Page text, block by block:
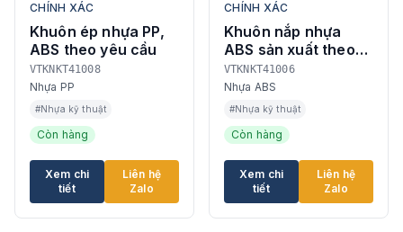
CHÍNH XÁC
Khuôn ép nhựa PP,
ABS theo yêu cầu
VTKNKT41008
Nhựa PP
#Nhựa kỹ thuật
Còn hàng
Xem chi
tiết
Liên hệ
Zalo
CHÍNH XÁC
Khuôn nắp nhựa
ABS sản xuất theo
bản vẽ
VTKNKT41006
Nhựa ABS
#Nhựa kỹ thuật
Còn hàng
Xem chi
tiết
Liên hệ
Zalo